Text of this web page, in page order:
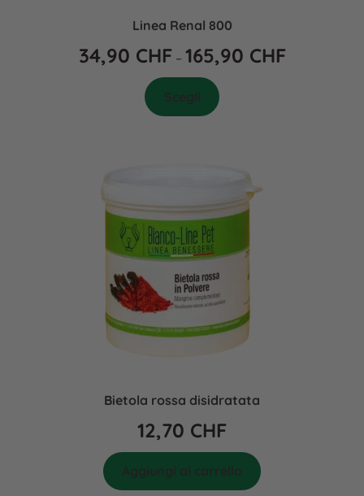
Linea Renal 800
34,90 CHF – 165,90 CHF
Bietola rossa disidratata
12,70 CHF